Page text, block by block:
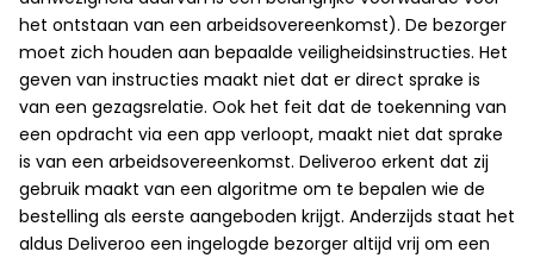
het ontstaan van een arbeidsovereenkomst). De bezorger
moet zich houden aan bepaalde veiligheidsinstructies. Het
geven van instructies maakt niet dat er direct sprake is
van een gezagsrelatie. Ook het feit dat de toekenning van
een opdracht via een app verloopt, maakt niet dat sprake
is van een arbeidsovereenkomst. Deliveroo erkent dat zij
gebruik maakt van een algoritme om te bepalen wie de
bestelling als eerste aangeboden krijgt. Anderzijds staat het
aldus Deliveroo een ingelogde bezorger altijd vrij om een